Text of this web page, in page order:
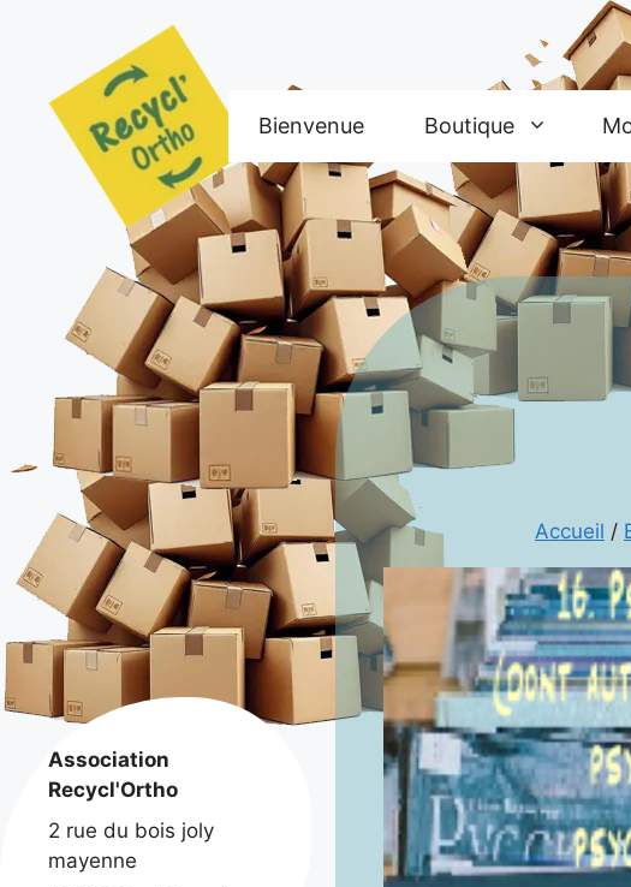
Bienvenue Boutique
Accueil /
Association
Recycl'Ortho
2 rue du bois joly
mayenne